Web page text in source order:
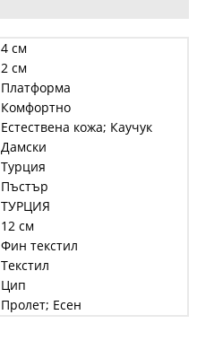
4 см
2 см
Платформа
Комфортно
Естествена кожа; Каучук
Дамски
Турция
Пъстър
ТУРЦИЯ
12 см
Фин текстил
Текстил
Цип
Пролет; Есен